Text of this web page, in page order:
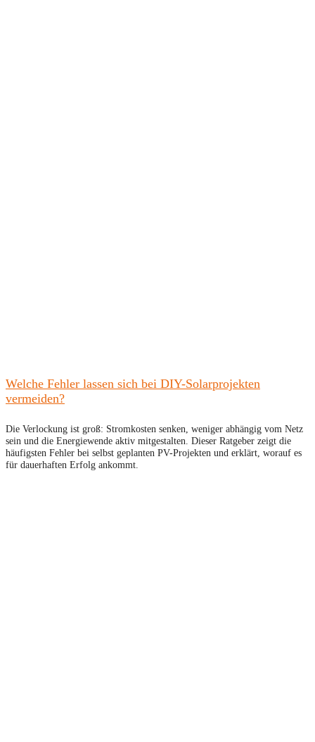
Welche Fehler lassen sich bei DIY-Solarprojekten
vermeiden?
Die Verlockung ist groß: Stromkosten senken, weniger abhängig vom Netz
sein und die Energiewende aktiv mitgestalten. Dieser Ratgeber zeigt die
häufigsten Fehler bei selbst geplanten PV-Projekten und erklärt, worauf es
für dauerhaften Erfolg ankommt.